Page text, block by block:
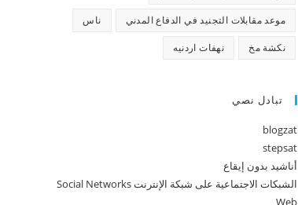
موعد مقابلات التجنيد في الدفاع المدني ناس
نكشة مخ نهفات اردنيه
تبادل نصي
blogzat
stepsat
أناشيد بدون إيقاع
الشبكات الاجتماعية على شبكة الإنترنت Social Networks
Web